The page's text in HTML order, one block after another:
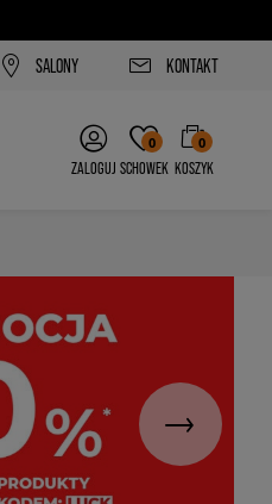
SALONY KONTAKT
ZALOGUJ
0
SCHOWEK
0
KOSZYK